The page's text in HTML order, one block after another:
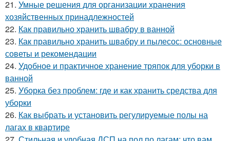
21. Умные решения для организации хранения
хозяйственных принадлежностей
22. Как правильно хранить швабру в ванной
23. Как правильно хранить швабру и пылесос: основные
советы и рекомендации
24. Удобное и практичное хранение тряпок для уборки в
ванной
25. Уборка без проблем: где и как хранить средства для
уборки
26. Как выбрать и установить регулируемые полы на
лагах в квартире